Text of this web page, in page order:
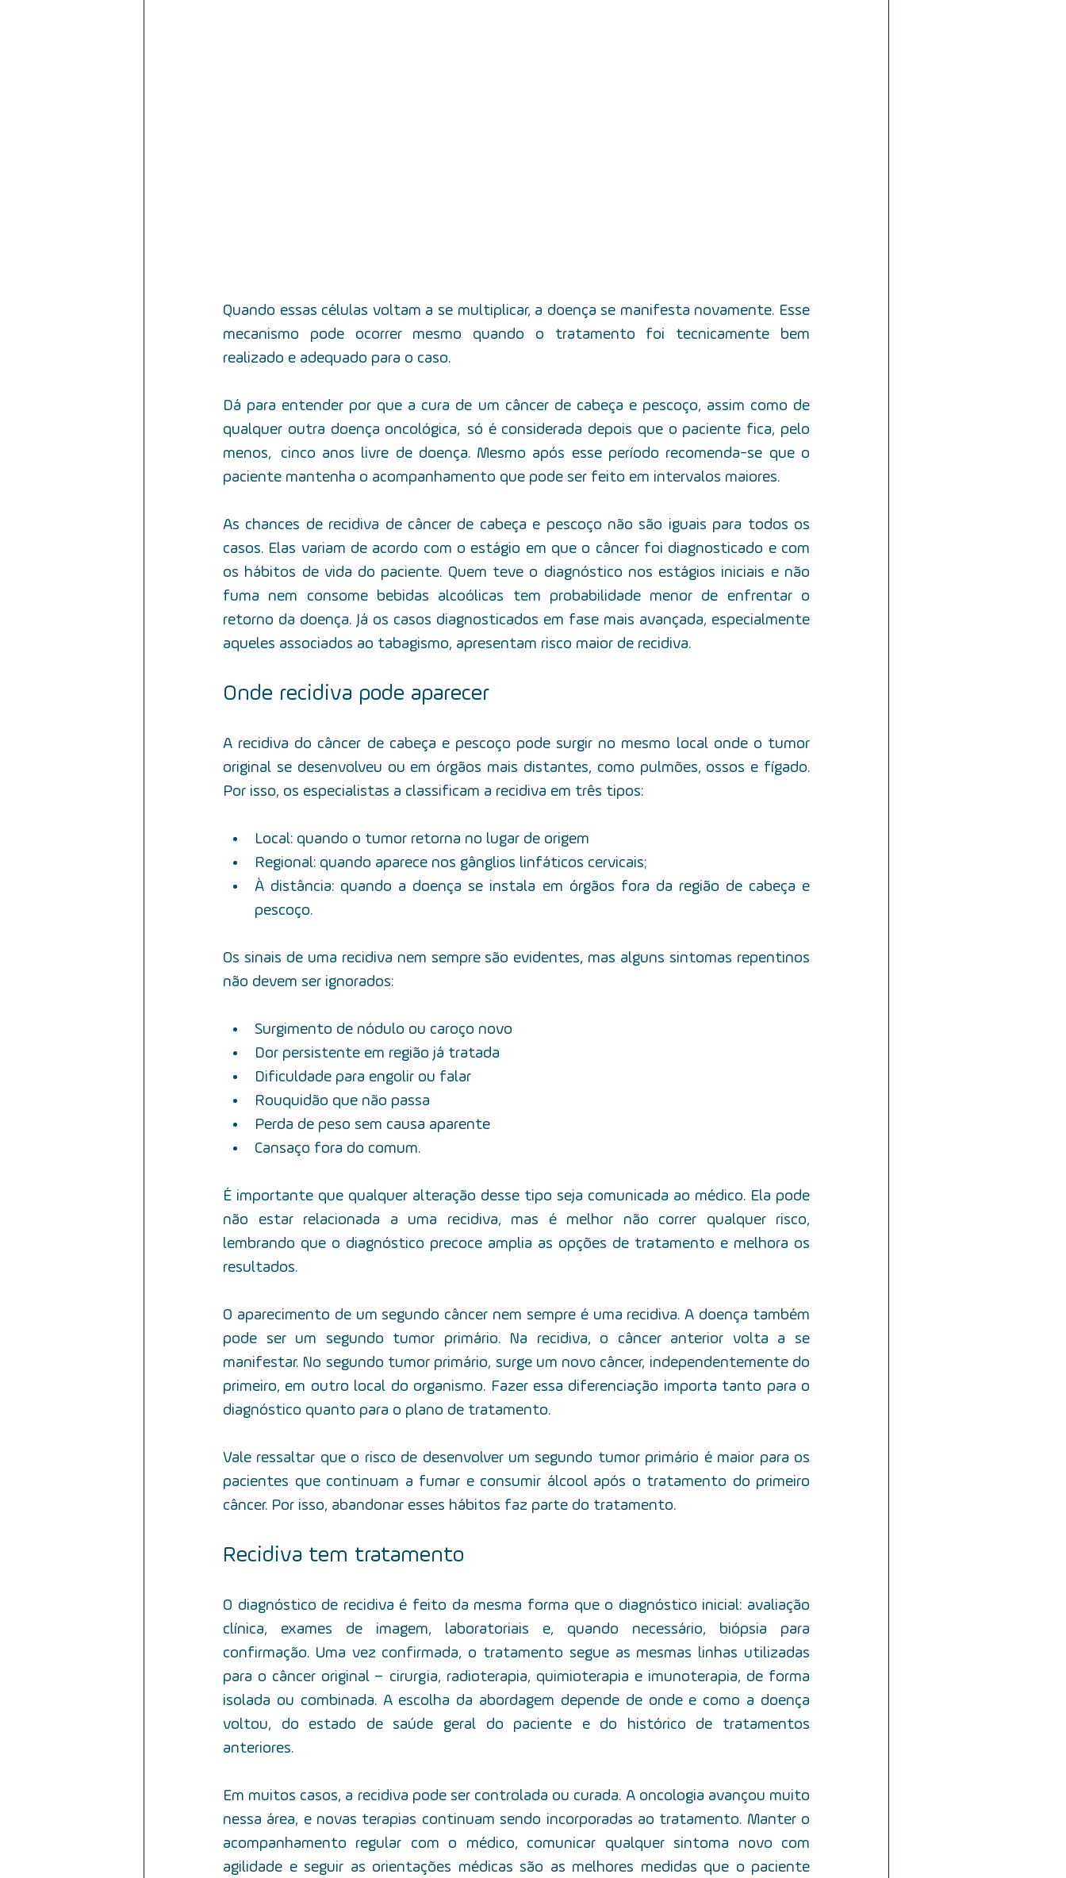
Quando essas células voltam a se multiplicar, a doença se manifesta novamente. Esse
mecanismo pode ocorrer mesmo quando o tratamento foi tecnicamente bem
realizado e adequado para o caso.
Dá para entender por que a cura de um câncer de cabeça e pescoço, assim como de
qualquer outra doença oncológica,  só é considerada depois que o paciente fica, pelo
menos,  cinco anos livre de doença. Mesmo após esse período recomenda-se que o
paciente mantenha o acompanhamento que pode ser feito em intervalos maiores.
As chances de recidiva de câncer de cabeça e pescoço não são iguais para todos os
casos. Elas variam de acordo com o estágio em que o câncer foi diagnosticado e com
os hábitos de vida do paciente. Quem teve o diagnóstico nos estágios iniciais e não
fuma nem consome bebidas alcoólicas tem probabilidade menor de enfrentar o
retorno da doença. Já os casos diagnosticados em fase mais avançada, especialmente
aqueles associados ao tabagismo, apresentam risco maior de recidiva.
Onde recidiva pode aparecer
A recidiva do câncer de cabeça e pescoço pode surgir no mesmo local onde o tumor
original se desenvolveu ou em órgãos mais distantes, como pulmões, ossos e fígado.
Por isso, os especialistas a classificam a recidiva em três tipos:
Local: quando o tumor retorna no lugar de origem
Regional: quando aparece nos gânglios linfáticos cervicais;
À distância: quando a doença se instala em órgãos fora da região de cabeça e
pescoço.
Os sinais de uma recidiva nem sempre são evidentes, mas alguns sintomas repentinos
não devem ser ignorados:
Surgimento de nódulo ou caroço novo
Dor persistente em região já tratada
Dificuldade para engolir ou falar
Rouquidão que não passa
Perda de peso sem causa aparente
Cansaço fora do comum.
É importante que qualquer alteração desse tipo seja comunicada ao médico. Ela pode
não estar relacionada a uma recidiva, mas é melhor não correr qualquer risco,
lembrando que o diagnóstico precoce amplia as opções de tratamento e melhora os
resultados.
O aparecimento de um segundo câncer nem sempre é uma recidiva. A doença também
pode ser um segundo tumor primário. Na recidiva, o câncer anterior volta a se
manifestar. No segundo tumor primário, surge um novo câncer, independentemente do
primeiro, em outro local do organismo. Fazer essa diferenciação importa tanto para o
diagnóstico quanto para o plano de tratamento.
Vale ressaltar que o risco de desenvolver um segundo tumor primário é maior para os
pacientes que continuam a fumar e consumir álcool após o tratamento do primeiro
câncer. Por isso, abandonar esses hábitos faz parte do tratamento.
Recidiva tem tratamento
O diagnóstico de recidiva é feito da mesma forma que o diagnóstico inicial: avaliação
clínica, exames de imagem, laboratoriais e, quando necessário, biópsia para
confirmação. Uma vez confirmada, o tratamento segue as mesmas linhas utilizadas
para o câncer original –  cirurgia, radioterapia, quimioterapia e imunoterapia, de forma
isolada ou combinada. A escolha da abordagem depende de onde e como a doença
voltou, do estado de saúde geral do paciente e do histórico de tratamentos
anteriores.
Em muitos casos, a recidiva pode ser controlada ou curada. A oncologia avançou muito
nessa área, e novas terapias continuam sendo incorporadas ao tratamento. Manter o
acompanhamento regular com o médico, comunicar qualquer sintoma novo com
agilidade e seguir as orientações médicas são as melhores medidas que o paciente